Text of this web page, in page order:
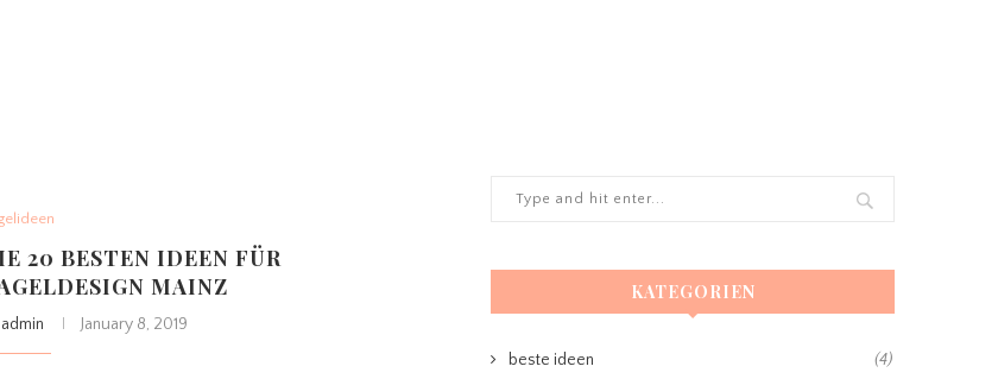
20 BESTEN IDEEN FÜR
MAINZ
admin January 8, 2019
KATEGORIEN
beste ideen (4)